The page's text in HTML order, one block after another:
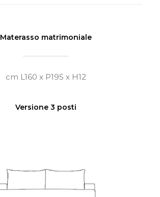
Materasso matrimoniale
cm L160 x P195 x H12
Versione 3 posti